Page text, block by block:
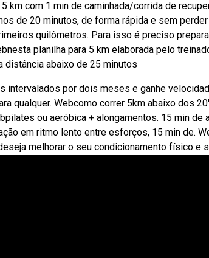
km com 1 min de caminhada/corrida de
de 20 minutos, de forma rápida e sem
quilômetros. Para isso é preciso
planilha para 5 km elaborada pelo
distância abaixo de 25 minutos
intervalados por dois meses e ganhe
qualquer. Webcomo correr 5km abaixo dos
ou aeróbica + alongamentos. 15 min
em ritmo lento entre esforços, 15 min de.
melhorar o seu condicionamento físico e